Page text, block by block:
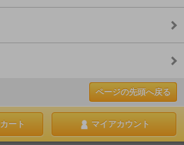
ページの先頭へ戻る
カート マイアカウント